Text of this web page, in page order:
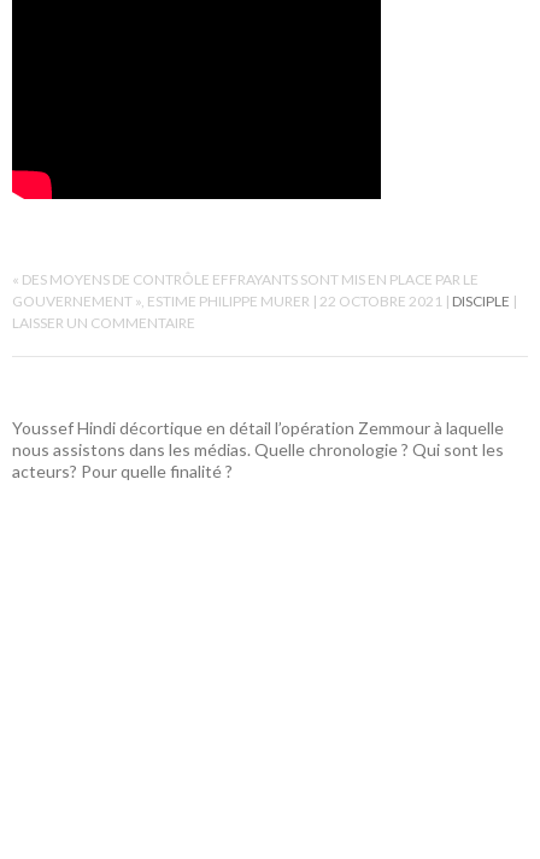
« DES MOYENS DE CONTRÔLE EFFRAYANTS SONT MIS EN PLACE PAR LE
GOUVERNEMENT », ESTIME PHILIPPE MURER 22 OCTOBRE 2021 DISCIPLE
LAISSER UN COMMENTAIRE
Youssef Hindi décortique en détail l’opération Zemmour à laquelle
nous assistons dans les médias. Quelle chronologie ? Qui sont les
acteurs? Pour quelle finalité ?